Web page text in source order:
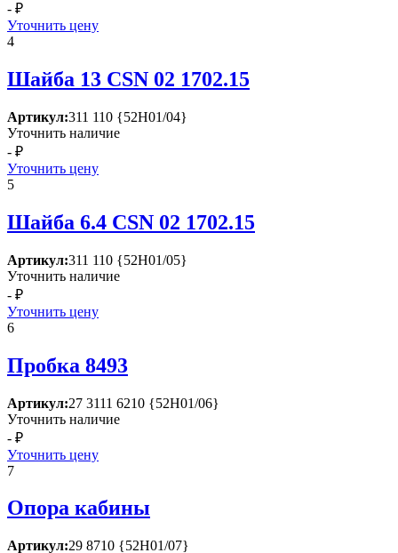
- ₽
Уточнить цену
4
Шайба 13 СSN 02 1702.15
Артикул:311 110 {52Н01/04}
Уточнить наличие
- ₽
Уточнить цену
5
Шайба 6.4 СSN 02 1702.15
Артикул:311 110 {52Н01/05}
Уточнить наличие
- ₽
Уточнить цену
6
Пробка 8493
Артикул:27 3111 6210 {52Н01/06}
Уточнить наличие
- ₽
Уточнить цену
7
Опора кабины
Артикул:29 8710 {52Н01/07}